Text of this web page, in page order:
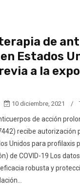
de
Estados
a la
10 diciembre, 2021 /
de acción
recibe autorización
Unidos para profilaxis
de COVID-19 Los
robusta y